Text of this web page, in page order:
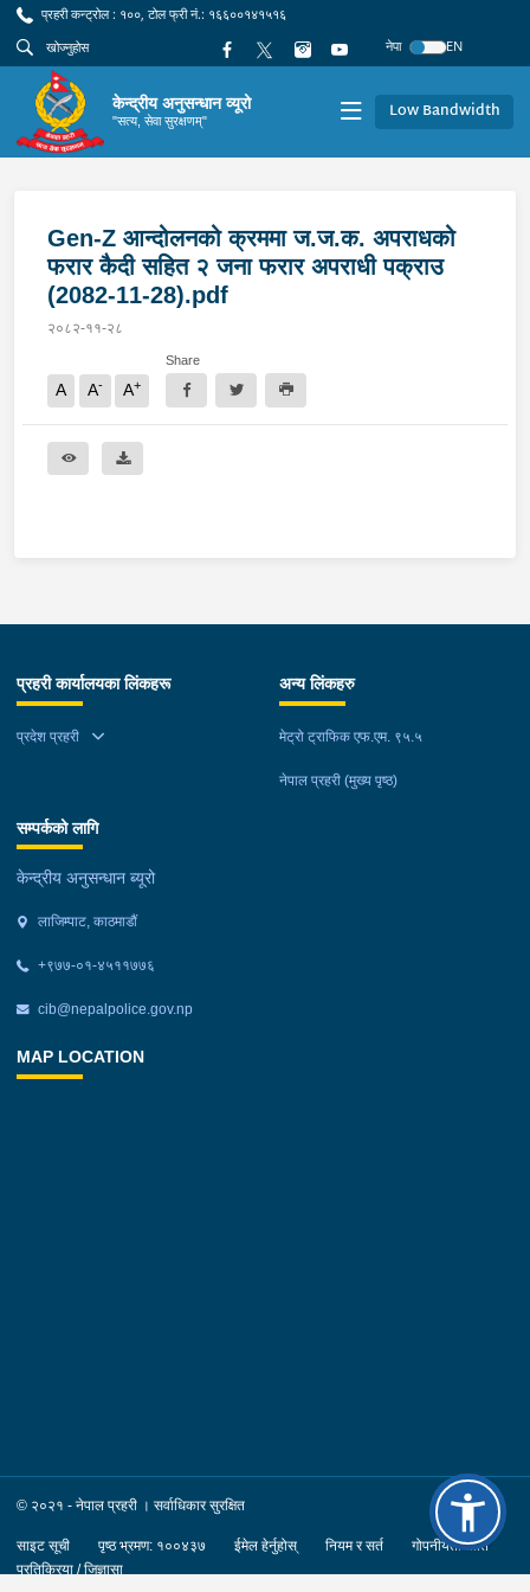
प्रहरी कन्ट्रोल : १००, टोल फ्री नं.: १६६००१४१५१६
नेपा
EN
केन्द्रीय अनुसन्धान व्यूरो
"सत्य, सेवा सुरक्षणम्" Low Bandwidth
Gen-Z आन्दोलनको क्रममा ज.ज.क. अपराधको
फरार कैदी सहित २ जना फरार अपराधी पक्राउ
(2082-11-28).pdf
२०८२-११-२८
A A- A+
Share
प्रहरी कार्यालयका लिंकहरू
प्रदेश प्रहरी
अन्य लिंकहरु
मेट्रो ट्राफिक एफ.एम. ९५.५
नेपाल प्रहरी (मुख्य पृष्ठ)
सम्पर्कको लागि
केन्द्रीय अनुसन्धान ब्यूरो
लाजिम्पाट, काठमाडौं
+९७७-०१-४५११७७६
cib@nepalpolice.gov.np
MAP LOCATION
© २०२१ - नेपाल प्रहरी । सर्वाधिकार सुरक्षित
साइट सूची पृष्ठ भ्रमण: १००४३७ ईमेल हेर्नुहोस् नियम र सर्त
गोपनीयता नीति
प्रतिक्रिया / जिज्ञासा